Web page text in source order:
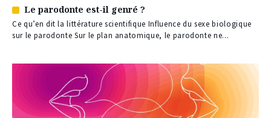
Article
réservé
à
Le parodonte est-il genré ?
Ce qu’en dit la littérature scientifique Influence du sexe biologique
sur le parodonte Sur le plan anatomique, le parodonte ne...